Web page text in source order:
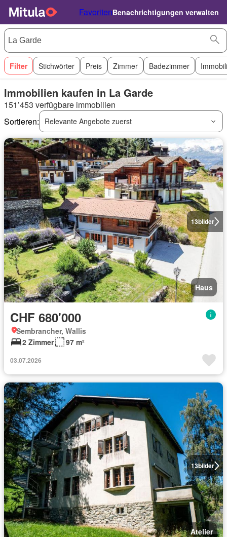
FavoritenBenachrichtigungen verwalten
Filter Stichwörter Preis Zimmer Badezimmer
Immobilien kaufen in La Garde
151’453 verfügbare immobilien
Sortieren:
Relevante Angebote zuerst
13bilder
Haus
CHF 680'000
Sembrancher, Wallis
2 Zimmer
97 m²
03.07.2026
13bilder
Atelier